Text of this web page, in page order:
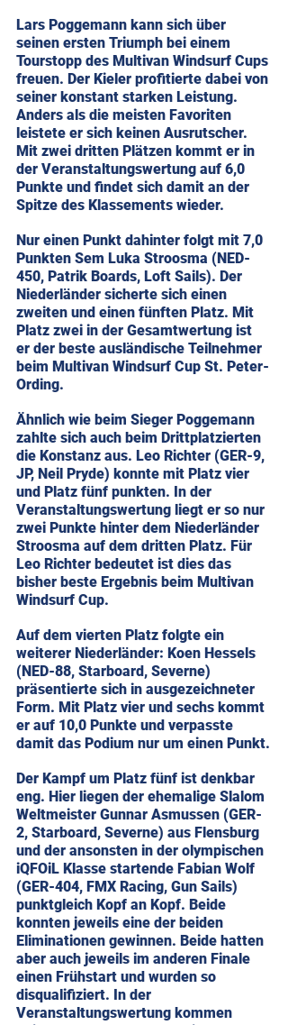
Lars Poggemann kann sich über
seinen ersten Triumph bei einem
Tourstopp des Multivan Windsurf Cups
freuen. Der Kieler profitierte dabei von
seiner konstant starken Leistung.
Anders als die meisten Favoriten
leistete er sich keinen Ausrutscher.
Mit zwei dritten Plätzen kommt er in
der Veranstaltungswertung auf 6,0
Punkte und findet sich damit an der
Spitze des Klassements wieder.
Nur einen Punkt dahinter folgt mit 7,0
Punkten Sem Luka Stroosma (NED-
450, Patrik Boards, Loft Sails). Der
Niederländer sicherte sich einen
zweiten und einen fünften Platz. Mit
Platz zwei in der Gesamtwertung ist
er der beste ausländische Teilnehmer
beim Multivan Windsurf Cup St. Peter-
Ording.
Ähnlich wie beim Sieger Poggemann
zahlte sich auch beim Drittplatzierten
die Konstanz aus. Leo Richter (GER-9,
JP, Neil Pryde) konnte mit Platz vier
und Platz fünf punkten. In der
Veranstaltungswertung liegt er so nur
zwei Punkte hinter dem Niederländer
Stroosma auf dem dritten Platz. Für
Leo Richter bedeutet ist dies das
bisher beste Ergebnis beim Multivan
Windsurf Cup.
Auf dem vierten Platz folgte ein
weiterer Niederländer: Koen Hessels
(NED-88, Starboard, Severne)
präsentierte sich in ausgezeichneter
Form. Mit Platz vier und sechs kommt
er auf 10,0 Punkte und verpasste
damit das Podium nur um einen Punkt.
Der Kampf um Platz fünf ist denkbar
eng. Hier liegen der ehemalige Slalom
Weltmeister Gunnar Asmussen (GER-
2, Starboard, Severne) aus Flensburg
und der ansonsten in der olympischen
iQFOiL Klasse startende Fabian Wolf
(GER-404, FMX Racing, Gun Sails)
punktgleich Kopf an Kopf. Beide
konnten jeweils eine der beiden
Eliminationen gewinnen. Beide hatten
aber auch jeweils im anderen Finale
einen Frühstart und wurden so
disqualifiziert. In der
Veranstaltungswertung kommen